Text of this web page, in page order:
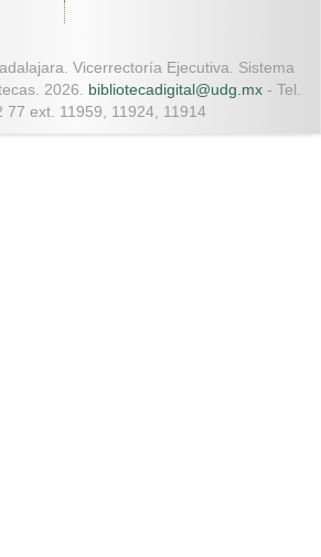
Vicerrectoría Ejecutiva. Sistema
2026. bibliotecadigital@udg.mx - Tel.
77 ext. 11959, 11924, 11914